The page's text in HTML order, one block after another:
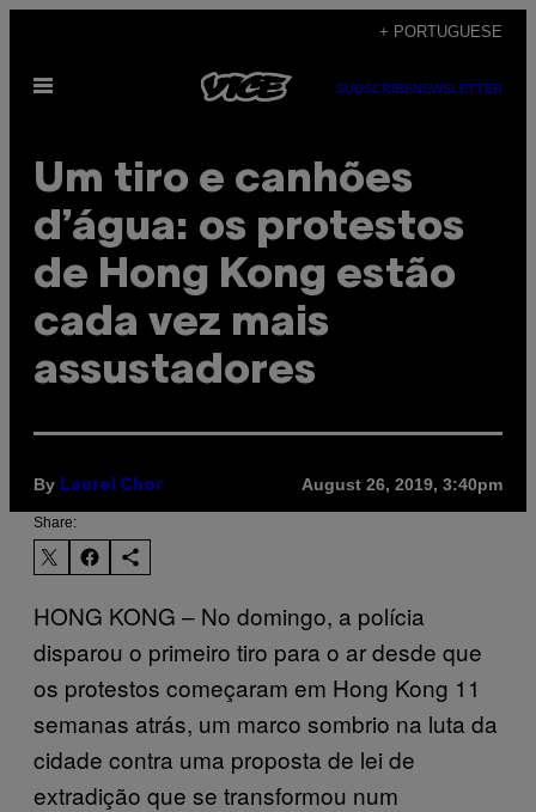
content
+ PORTUGUESE
Open
SUBSCRIBENEWSLETTER
Um tiro e canhões
d’água: os protestos
de Hong Kong estão
cada vez mais
assustadores
By Laurel Chor August 26, 2019, 3:40pm
Share:
HONG KONG – No domingo, a polícia
disparou o primeiro tiro para o ar desde que
os protestos começaram em Hong Kong 11
semanas atrás, um marco sombrio na luta da
cidade contra uma proposta de lei de
extradição que se transformou num